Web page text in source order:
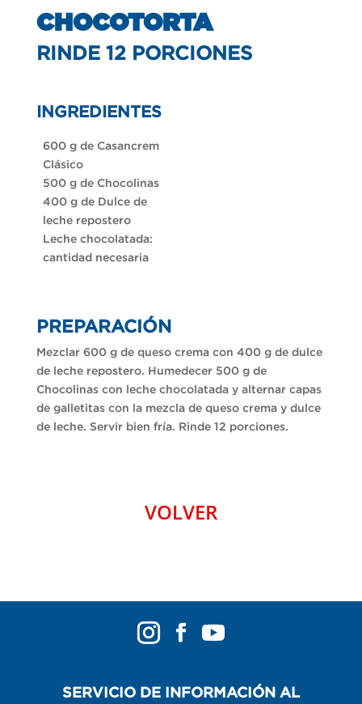
CHOCOTORTA
RINDE 12 PORCIONES
INGREDIENTES
600 g de Casancrem
Clásico
500 g de Chocolinas
400 g de Dulce de
leche repostero
Leche chocolatada:
cantidad necesaria
PREPARACIÓN
Mezclar 600 g de queso crema con 400 g de dulce
de leche repostero. Humedecer 500 g de
Chocolinas con leche chocolatada y alternar capas
de galletitas con la mezcla de queso crema y dulce
de leche. Servir bien fría. Rinde 12 porciones.
VOLVER
SERVICIO DE INFORMACIÓN AL